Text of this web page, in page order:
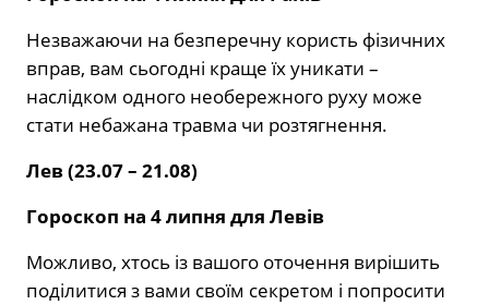
Незважаючи на безперечну користь фізичних
вправ, вам сьогодні краще їх уникати –
наслідком одного необережного руху може
стати небажана травма чи розтягнення.
Лев (23.07 – 21.08)
Гороскоп на 4 липня для Левів
Можливо, хтось із вашого оточення вирішить
поділитися з вами своїм секретом і попросити